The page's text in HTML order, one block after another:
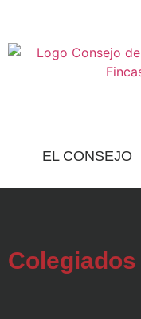
EL CONSEJO